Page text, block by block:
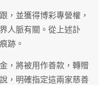
，並獲得博彩專營權，
人脈有關。從上述訃
跡。
，將被用作善款，轉贈
，明確指定這兩家慈善